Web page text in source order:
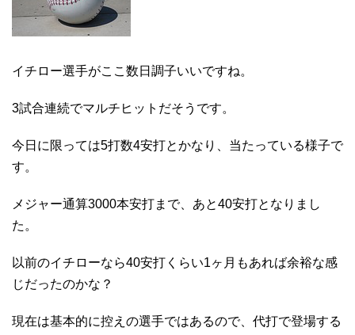
イチロー選手がここ数日調子いいですね。
3試合連続でマルチヒットだそうです。
今日に限っては5打数4安打とかなり、当たっている様子で
す。
メジャー通算3000本安打まで、あと40安打となりまし
た。
以前のイチローなら40安打くらい1ヶ月もあれば余裕な感
じだったのかな？
現在は基本的に控えの選手ではあるので、代打で登場する